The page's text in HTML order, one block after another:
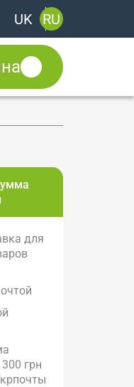
UK RU
для
грн